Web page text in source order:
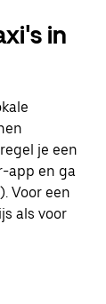
in
je een
app en ga
Voor een
als voor